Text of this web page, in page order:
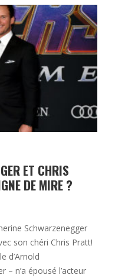
ET CHRIS
DE MIRE ?
Schwarzenegger
son chéri Chris Pratt!
d’Arnold
– n’a épousé l’acteur